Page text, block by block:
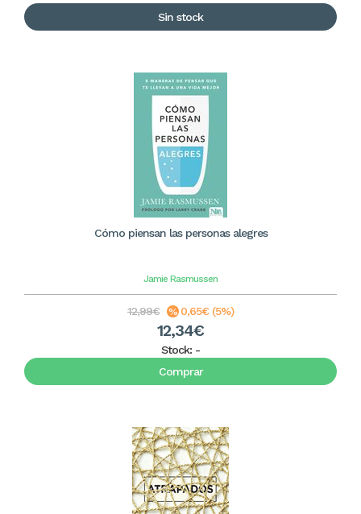
Sin stock
Cómo piensan las personas alegres
Jamie Rasmussen
12,99€ 0,65€ (5%)
12,34€
Stock: -
Comprar